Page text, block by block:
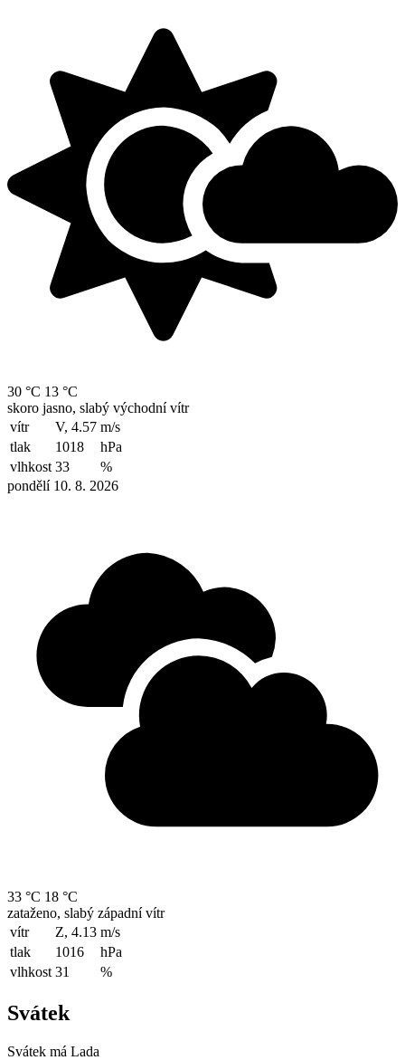
30 °C 13 °C
skoro jasno, slabý východní vítr
vítr
V, 4.57 m/s
tlak
1018
hPa
vlhkost 33
%
pondělí 10. 8. 2026
33 °C 18 °C
zataženo, slabý západní vítr
vítr
Z, 4.13 m/s
tlak
1016
hPa
vlhkost 31 %
Svátek
Svátek má Lada